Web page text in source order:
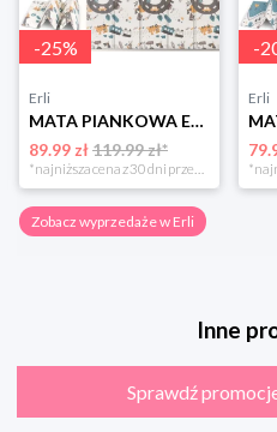
-25%
Erli
MATA PIANKOWA EDUKACYJNA SKŁADANA DLA DZIECI DUŻA 180x200 PIANKA XPE NUKIDO
89.99 zł119.99 zł*
*najniższa cena z 30 dni przed obniżką
-
Erli
Zobacz wyprzedaże w Erli
Inne
Sprawdź